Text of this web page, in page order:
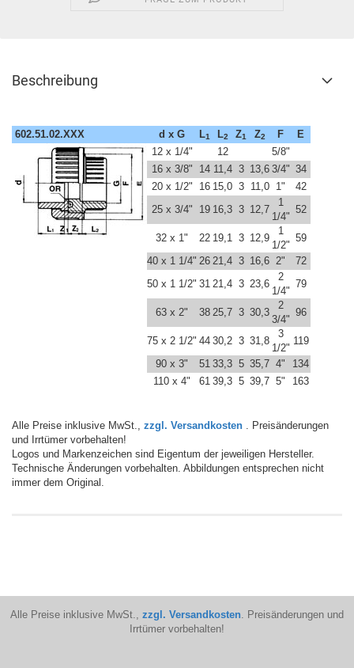
Beschreibung
602.51.02.XXX d x G L1 L2 Z1 Z2 F
E
12 x 1/4"
12
5/8"
16 x 3/8"
14 11,4 3 13,6 3/4" 34
20 x 1/2"
16 15,0 3 11,0 1"
42
25 x 3/4"
19 16,3 3 12,7
1
1/4"
52
32 x 1" 22 19,1 3 12,9
1
1/2"
59
40 x 1 1/4" 26 21,4 3 16,6 2"
72
50 x 1 1/2" 31 21,4 3 23,6
2
1/4"
79
63 x 2" 38 25,7 3 30,3
2
3/4"
96
75 x 2 1/2" 44 30,2 3 31,8
3
1/2"
119
90 x 3"
51 33,3 5 35,7 4"
134
110 x 4"
61 39,3 5 39,7 5" 163
Alle Preise inklusive MwSt., zzgl. Versandkosten . Preisänderungen
und Irrtümer vorbehalten!
Logos und Markenzeichen sind Eigentum der jeweiligen Hersteller.
Technische Änderungen vorbehalten. Abbildungen entsprechen nicht
immer dem Original.
Alle Preise inklusive MwSt., zzgl. Versandkosten. Preisänderungen und
Irrtümer vorbehalten!